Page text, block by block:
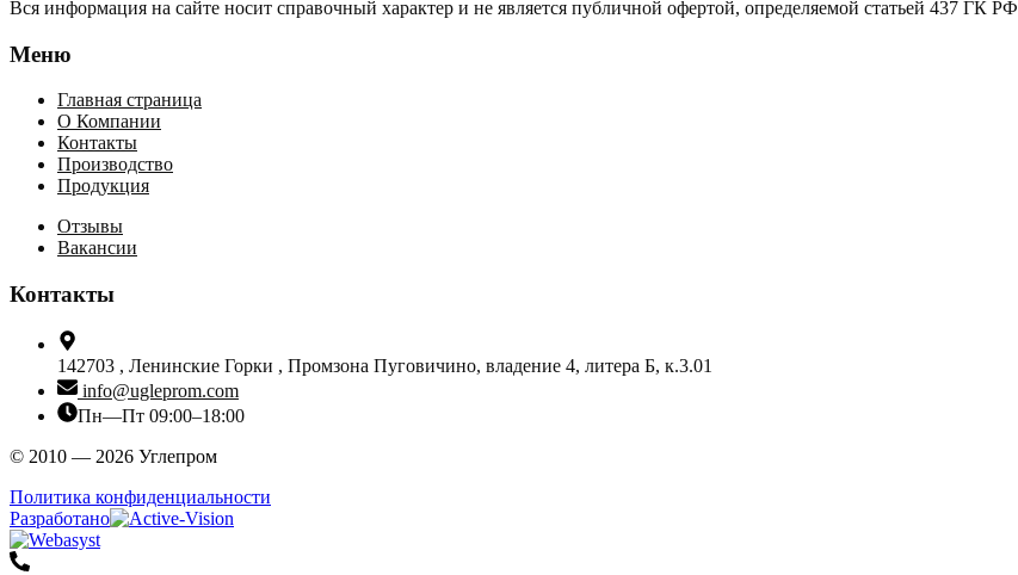
Вся информация на сайте носит справочный характер и не является публичной офертой, определяемой статьей 437 ГК РФ
Меню
Главная страница
О Компании
Контакты
Производство
Продукция
Отзывы
Вакансии
Контакты
142703 , Ленинские Горки , Промзона Пуговичино, владение 4, литера Б, к.3.01
info@ugleprom.com
Пн—Пт 09:00–18:00
© 2010 — 2026 Углепром
Политика конфиденциальности
Разработано